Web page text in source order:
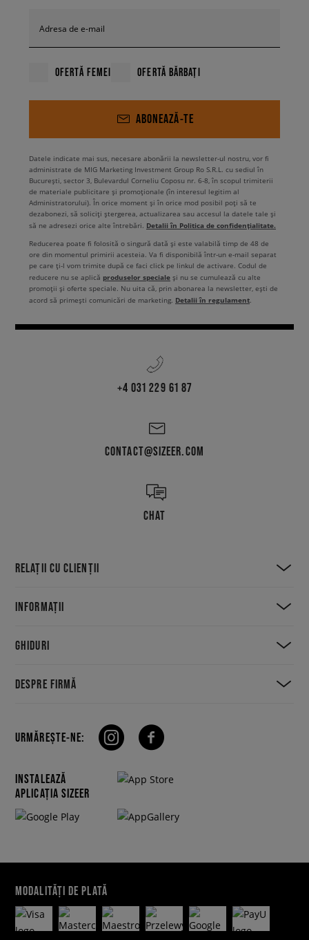
Adresa de e-mail
OFERTĂ FEMEI OFERTĂ BĂRBAȚI
ABONEAZĂ-TE
Datele indicate mai sus, necesare abonării la newsletter-ul nostru, vor fi
administrate de MIG Marketing Investment Group Ro S.R.L. cu sediul în
București, sector 3, Bulevardul Corneliu Coposu nr. 6-8, în scopul trimiterii
de materiale publicitare și promoționale (în interesul legitim al
Administratorului). În orice moment și în orice mod posibil poți să te
dezabonezi, să soliciți ștergerea, actualizarea sau accesul la datele tale și
să ne adresezi orice alte întrebări. Detalii în Politica de confidențialitate.
Reducerea poate fi folosită o singură dată și este valabilă timp de 48 de
ore din momentul primirii acesteia. Va fi disponibilă într-un e-mail separat
pe care ți-l vom trimite după ce faci click pe linkul de activare. Codul de
reducere nu se aplică produselor speciale și nu se cumulează cu alte
promoții și oferte speciale. Nu uita că, prin abonarea la newsletter, ești de
acord să primești comunicări de marketing. Detalii în regulament
+4 031 229 61 87
CONTACT@SIZEER.COM
CHAT
RELAȚII CU CLIENȚII
INFORMAȚII
GHIDURI
DESPRE FIRMĂ
URMĂREȘTE-NE:
INSTALEAZĂ
APLICAȚIA SIZEER
MODALITĂȚI DE PLATĂ